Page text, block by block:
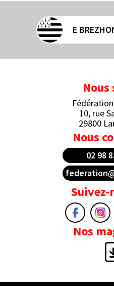
E
10, rue
29800
Nous
02 98
Suivez-
Nos